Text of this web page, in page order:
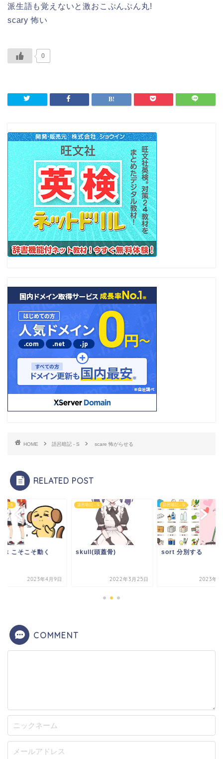
派生語も覚えないと激おこぷんぷん丸!
scary 怖い
0
HOME 語呂暗記 - S scare 怖がらせる
RELATED POST
記 - S
こそこそ動く
2023年4月9日
語呂暗記 - S
skull(頭蓋骨)
2022年3月25日
語呂暗記 - S
sort 分別する
2023年4
COMMENT